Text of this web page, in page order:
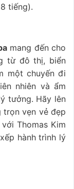
tiếng).
mang đến cho
từ đô thị, biển
một chuyến đi
nhiên và ẩm
tưởng. Hãy lên
trọn vẹn vẻ đẹp
Thomas Kim
hành trình lý